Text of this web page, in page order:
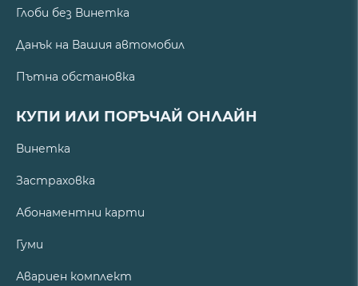
Глоби без Винетка
Данък на Вашия автомобил
Пътна обстановка
КУПИ ИЛИ ПОРЪЧАЙ ОНЛАЙН
Винетка
Застраховка
Абонаментни карти
Гуми
Авариен комплект